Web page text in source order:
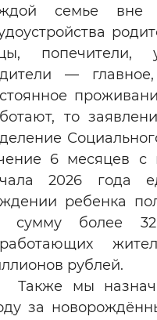
семье вне
попечители,
—
то
6 месяцев с
2026 года
ребенка
сумму более
рублей.
Также мы
за